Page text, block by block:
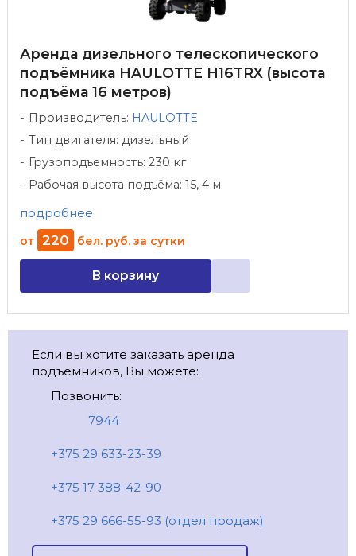
Аренда дизельного телескопического
подъёмника HAULOTTE H16TRX (высота
подъёма 16 метров)
Производитель: HAULOTTE
Тип двигателя: дизельный
Грузоподъемность: 230 кг
Рабочая высота подъёма: 15, 4 м
подробнее
от 220 бел. руб. за сутки
В корзину
Если вы хотите заказать аренда
подъемников, Вы можете:
Позвонить:
7944
+375 29 633-23-39
+375 17 388-42-90
+375 29 666-55-93 (отдел продаж)